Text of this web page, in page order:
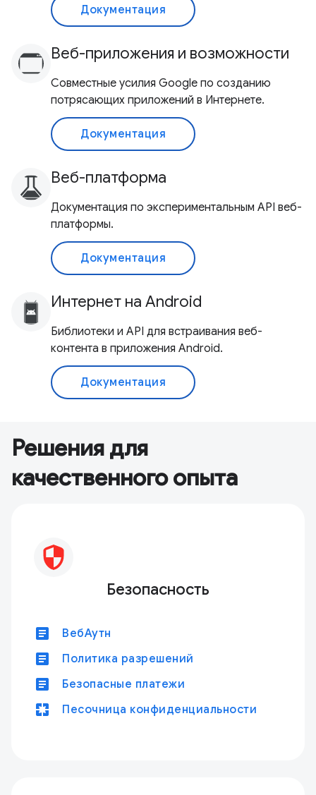
Документация
Веб-приложения и возможности
Совместные усилия Google по созданию
потрясающих приложений в Интернете.
Документация
Веб-платформа
Документация по экспериментальным API веб-
платформы.
Документация
Интернет на Android
Библиотеки и API для встраивания веб-
контента в приложения Android.
Документация
Решения для
качественного опыта
Безопасность
article ВебАутн
article Политика разрешений
article Безопасные платежи
pages Песочница конфиденциальности